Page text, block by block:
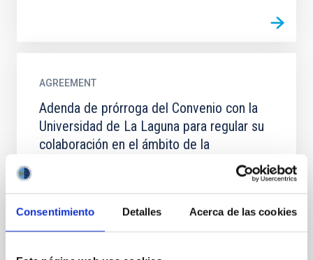
Consentimiento Detalles Acerca de las cookies
AGREEMENT
Adenda de prórroga del Convenio con la
Universidad de La Laguna para regular su
colaboración en el ámbito de la
de Canarias para regular su colaboración en el
ámbito de la...